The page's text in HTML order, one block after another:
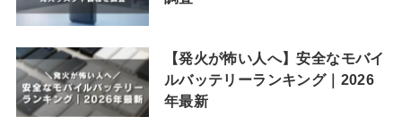
【発火が怖い人へ】安全なモバイ
ルバッテリーランキング｜2026
年最新